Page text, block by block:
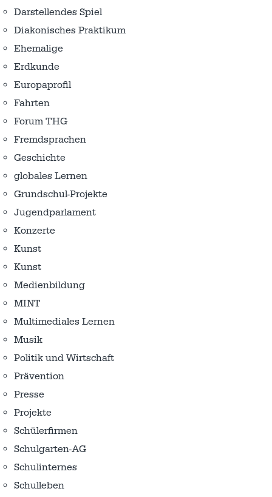
Darstellendes Spiel
Diakonisches Praktikum
Ehemalige
Erdkunde
Europaprofil
Fahrten
Forum THG
Fremdsprachen
Geschichte
globales Lernen
Grundschul-Projekte
Jugendparlament
Konzerte
Kunst
Kunst
Medienbildung
MINT
Multimediales Lernen
Musik
Politik und Wirtschaft
Prävention
Presse
Projekte
Schülerfirmen
Schulgarten-AG
Schulinternes
Schulleben